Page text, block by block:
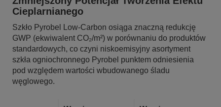
Cieplarnianego
Szkło Pyrobel Low-Carbon osiąga znaczną redukcję
GWP (ekwiwalent CO₂/m²) w porównaniu do produktów
standardowych, co czyni niskoemisyjny asortyment
szkła ogniochronnego Pyrobel punktem odniesienia
pod względem wartości wbudowanego śladu
węglowego.